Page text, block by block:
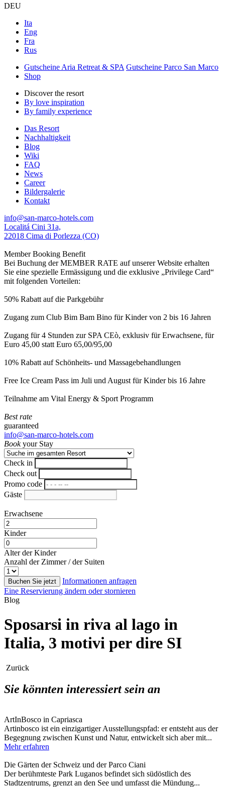
DEU
Ita
Eng
Fra
Rus
Gutscheine Aria Retreat & SPA Gutscheine Parco San Marco
Shop
Discover the resort
By love inspiration
By family experience
Das Resort
Nachhaltigkeit
Blog
Wiki
FAQ
News
Career
Bildergalerie
Kontakt
info@san-marco-hotels.com
Localitá Cini 31a,
22018 Cima di Porlezza (CO)
Member Booking Benefit
Bei Buchung der MEMBER RATE auf unserer Website erhalten
Sie eine spezielle Ermässigung und die exklusive „Privilege Card“
mit folgenden Vorteilen:
50% Rabatt auf die Parkgebühr
Zugang zum Club Bim Bam Bino für Kinder von 2 bis 16 Jahren
Zugang für 4 Stunden zur SPA CEò, exklusiv für Erwachsene, für
Euro 45,00 statt Euro 65,00/95,00
10% Rabatt auf Schönheits- und Massagebehandlungen
Free Ice Cream Pass im Juli und August für Kinder bis 16 Jahre
Teilnahme am Vital Energy & Sport Programm
Best rate
guaranteed
info@san-marco-hotels.com
Bookyour Stay
Check in
Check out
Promo code
Gäste
Erwachsene
Kinder
Alter der Kinder
Anzahl der Zimmer / der Suiten
Buchen Sie jetzt
Informationen anfragen
Eine Reservierung ändern oder stornieren
Blog
Sposarsi in riva al lago in
Italia, 3 motivi per dire SI
Zurück
Sie könnten interessiert sein an
ArtInBosco in Capriasca
Artinbosco ist ein einzigartiger Ausstellungspfad: er entsteht aus der
Begegnung zwischen Kunst und Natur, entwickelt sich aber mit...
Mehr erfahren
Die Gärten der Schweiz und der Parco Ciani
Der berühmteste Park Luganos befindet sich südöstlich des
Stadtzentrums, grenzt an den See und umfasst die Mündung...